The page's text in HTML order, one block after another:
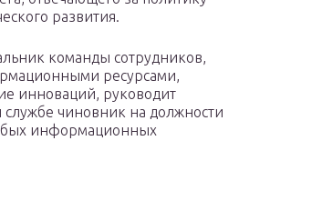
развития.
команды сотрудников,
ресурсами,
инноваций, руководит
чиновник на должности
информационных